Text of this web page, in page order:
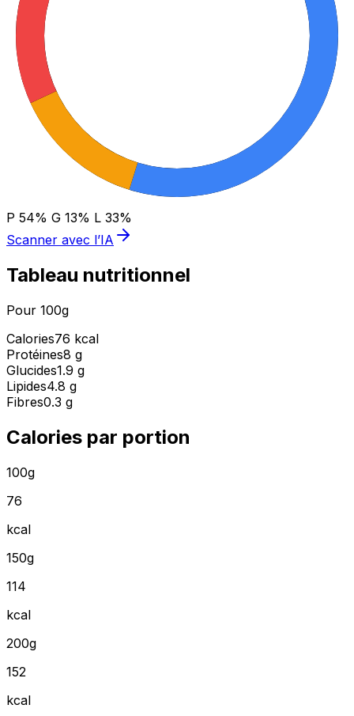
P 54% G 13% L 33%
Scanner avec l’IA
Tableau nutritionnel
Pour 100g
Calories76 kcal
Protéines8 g
Glucides1.9 g
Lipides4.8 g
Fibres0.3 g
Calories par portion
100g
76
kcal
150g
114
kcal
200g
152
kcal